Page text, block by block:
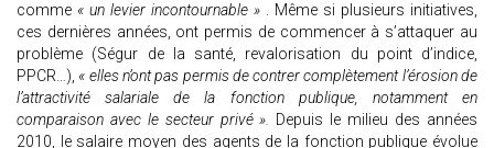
comme « un levier incontournable » . Même si plusieurs initiatives,
ces dernières années, ont permis de commencer à s’attaquer au
problème (Ségur de la santé, revalorisation du point d’indice,
PPCR…), « elles n’ont pas permis de contrer complètement l’érosion de
l’attractivité salariale de la fonction publique, notamment en
comparaison avec le secteur privé ». Depuis le milieu des années
2010, le salaire moyen des agents de la fonction publique évolue